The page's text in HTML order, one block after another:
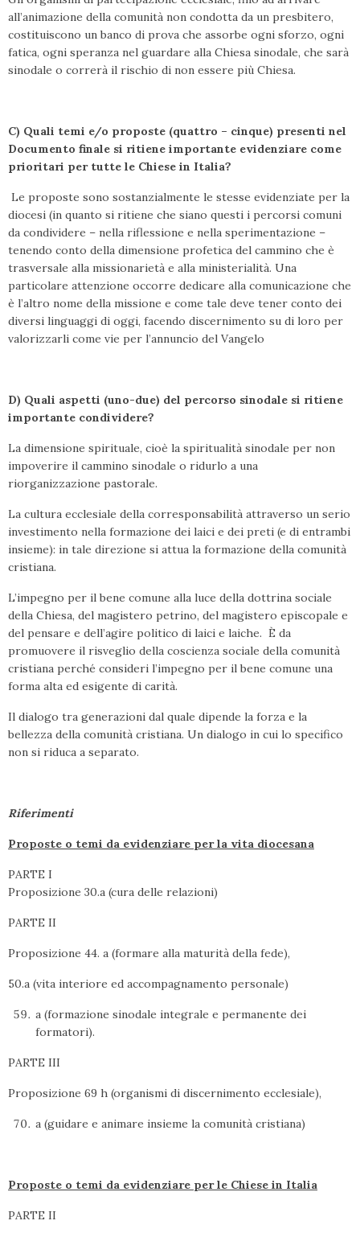
all’animazione della comunità non condotta da un presbitero,
costituiscono un banco di prova che assorbe ogni sforzo, ogni
fatica, ogni speranza nel guardare alla Chiesa sinodale, che sarà
sinodale o correrà il rischio di non essere più Chiesa.
C) Quali temi e/o proposte (quattro – cinque) presenti nel
Documento finale si ritiene importante evidenziare come
prioritari per tutte le Chiese in Italia?
Le proposte sono sostanzialmente le stesse evidenziate per la
diocesi (in quanto si ritiene che siano questi i percorsi comuni
da condividere – nella riflessione e nella sperimentazione –
tenendo conto della dimensione profetica del cammino che è
trasversale alla missionarietà e alla ministerialità. Una
particolare attenzione occorre dedicare alla comunicazione che
è l’altro nome della missione e come tale deve tener conto dei
diversi linguaggi di oggi, facendo discernimento su di loro per
valorizzarli come vie per l’annuncio del Vangelo
D) Quali aspetti (uno-due) del percorso sinodale si ritiene
importante condividere?
La dimensione spirituale, cioè la spiritualità sinodale per non
impoverire il cammino sinodale o ridurlo a una
riorganizzazione pastorale.
La cultura ecclesiale della corresponsabilità attraverso un serio
investimento nella formazione dei laici e dei preti (e di entrambi
insieme): in tale direzione si attua la formazione della comunità
cristiana.
L’impegno per il bene comune alla luce della dottrina sociale
della Chiesa, del magistero petrino, del magistero episcopale e
del pensare e dell’agire politico di laici e laiche. È da
promuovere il risveglio della coscienza sociale della comunità
cristiana perché consideri l’impegno per il bene comune una
forma alta ed esigente di carità.
Il dialogo tra generazioni dal quale dipende la forza e la
bellezza della comunità cristiana. Un dialogo in cui lo specifico
non si riduca a separato.
Riferimenti
Proposte o temi da evidenziare per la vita diocesana
PARTE I
Proposizione 30.a (cura delle relazioni)
PARTE II
Proposizione 44. a (formare alla maturità della fede),
50.a (vita interiore ed accompagnamento personale)
a (formazione sinodale integrale e permanente dei
formatori).
PARTE III
Proposizione 69 h (organismi di discernimento ecclesiale),
a (guidare e animare insieme la comunità cristiana)
Proposte o temi da evidenziare per le Chiese in Italia
PARTE II